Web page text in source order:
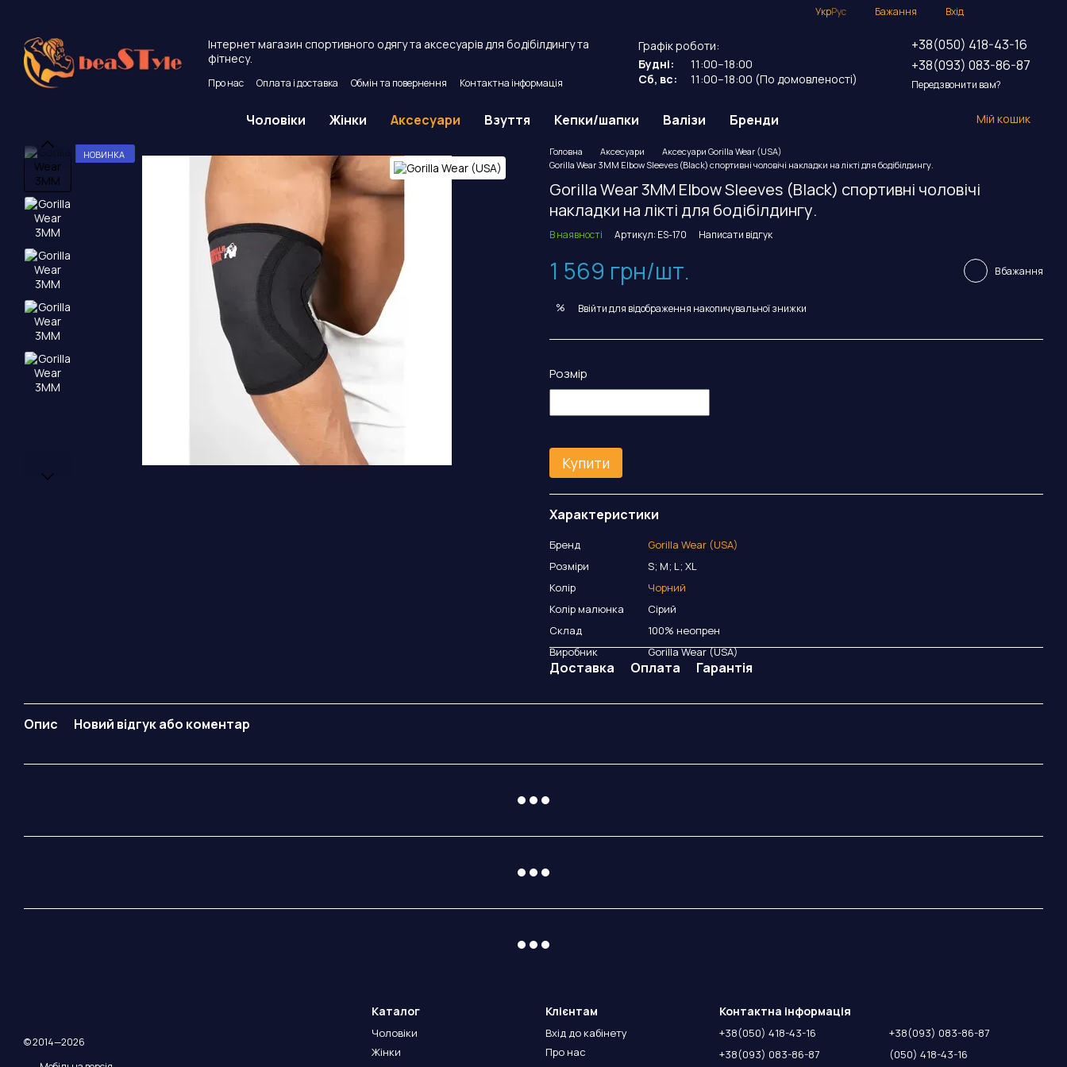
УкрРус Бажання Вхід
Інтернет магазин спортивного одягу та аксесуарів для бодібілдингу та
фітнесу.
Про нас Оплата і доставка Обмін та повернення
Контактна інформація
Графік роботи:
Будні:
11:00–18:00
Сб, вс:
11:00–18:00 (По домовленості)
+38(050) 418-43-16
+38(093) 083-86-87
Передзвонити вам?
Чоловіки Жінки Аксесуари Взуття Кепки/шапки Валізи Бренди Мій кошик
НОВИНКА Головна Аксесуари
Аксесуари Gorilla Wear (USA)
Gorilla Wear 3MM Elbow Sleeves (Black) cпортивні чоловічі накладки на лікті для бодібілдингу.
Gorilla Wear 3MM Elbow Sleeves (Black) cпортивні чоловічі
накладки на лікті для бодібілдингу.
В наявності Артикул: ES-170 Написати відгук
1 569 грн/шт. В бажання
% Ввійтидля відображення накопичувальної знижки
Розмір
Купити
Характеристики
Бренд
Gorilla Wear (USA)
Розміри
S; M; L; XL
Колір
Чорний
Колір малюнка
Сірий
Склад
100% неопрен
Виробник
Gorilla Wear (USA)
Доставка Оплата Гарантія
Опис Новий відгук або коментар
© 2014—2026
Каталог
Чоловіки
Жінки
Клієнтам
Вхід до кабінету
Про нас
Контактна інформація
+38(050) 418-43-16
+38(093) 083-86-87
+38(093) 083-86-87
(050) 418-43-16